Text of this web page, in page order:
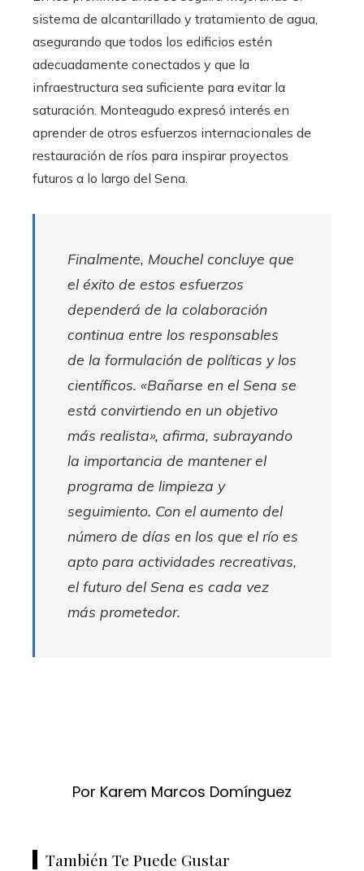
sistema de alcantarillado y tratamiento de agua,
asegurando que todos los edificios estén
adecuadamente conectados y que la
infraestructura sea suficiente para evitar la
saturación. Monteagudo expresó interés en
aprender de otros esfuerzos internacionales de
restauración de ríos para inspirar proyectos
futuros a lo largo del Sena.
Finalmente, Mouchel concluye que
el éxito de estos esfuerzos
dependerá de la colaboración
continua entre los responsables
de la formulación de políticas y los
científicos. «Bañarse en el Sena se
está convirtiendo en un objetivo
más realista», afirma, subrayando
la importancia de mantener el
programa de limpieza y
seguimiento. Con el aumento del
número de días en los que el río es
apto para actividades recreativas,
el futuro del Sena es cada vez
más prometedor.
Por Karem Marcos Domínguez
También Te Puede Gustar